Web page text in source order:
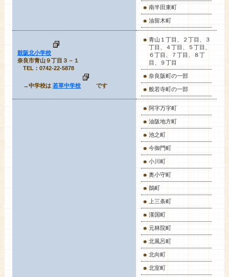
南半田東町
油留木町
鼓阪北小学校
奈良市青山９丁目３－１
TEL：0742-22-5878
→中学校は 若草中学校 です
青山１丁目
、２丁目、３
丁目、４丁目、５丁目、
６丁目、７丁目、８丁
目、９丁目
奈良阪町の一部
般若寺町の一部
阿字万字町
油阪地方町
池之町
今御門町
小川町
奥小守町
鵲町
上三条町
漢国町
元林院町
北風呂町
北向町
北室町